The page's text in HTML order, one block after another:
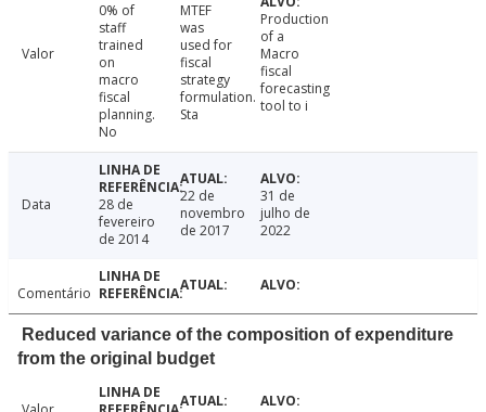
Valor
0% of
staff
trained
on
macro
fiscal
planning.
No
MTEF
was
used for
fiscal
strategy
formulation.
Sta
Production
of a
Macro
fiscal
forecasting
tool to i
Data
28 de
fevereiro
de 2014
22 de
novembro
de 2017
31 de
julho de
2022
Comentário
Reduced variance of the composition of expenditure
from the original budget